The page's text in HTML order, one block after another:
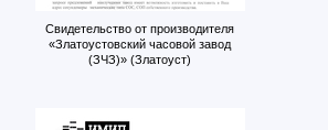
Свидетельство от производителя
«Златоустовский часовой завод
(ЗЧЗ)» (Златоуст)